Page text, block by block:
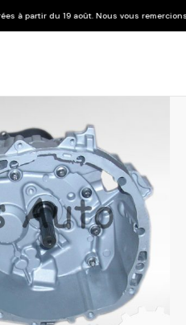
Nous vous remercions de votre